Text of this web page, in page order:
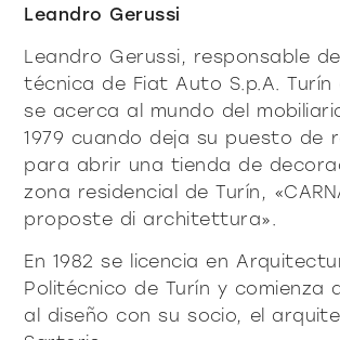
todos los
productos
Sofisticado decidido Sofisticado
Leandro Gerussi
Leandro Gerussi, responsable
técnica de Fiat Auto S.p.A. Turín
se acerca al mundo del
1979 cuando deja su puesto de
para abrir una tienda de
zona residencial de Turín,
proposte di architettura».
En 1982 se licencia en
Politécnico de Turín y comienza
al diseño con su socio, el